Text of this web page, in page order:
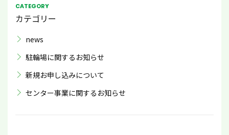
CATEGORY
カテゴリー
news
駐輪場に関するお知らせ
新規お申し込みについて
センター事業に関するお知らせ